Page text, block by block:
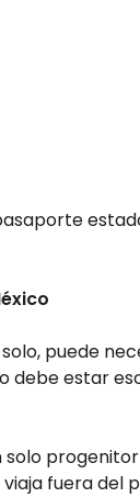
puede
debe estar
viaja fuera